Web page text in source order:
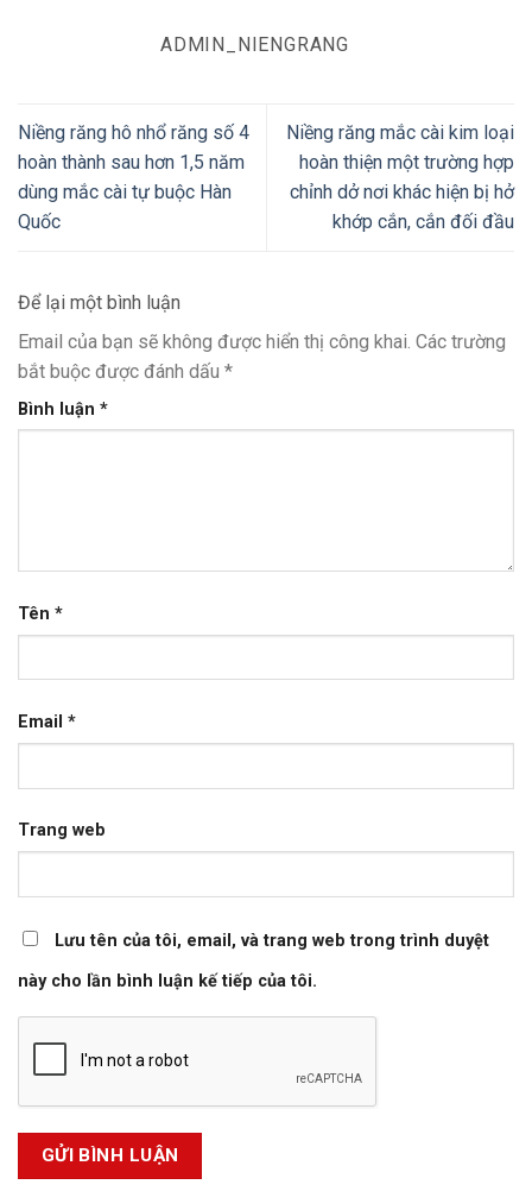
ADMIN_NIENGRANG
Niềng răng hô nhổ răng số 4
hoàn thành sau hơn 1,5 năm
dùng mắc cài tự buộc Hàn
Quốc
Niềng răng mắc cài kim loại
hoàn thiện một trường hợp
chỉnh dở nơi khác hiện bị hở
khớp cắn, cắn đối đầu
Để lại một bình luận
Email của bạn sẽ không được hiển thị công khai. Các trường
bắt buộc được đánh dấu *
Bình luận *
Tên *
Email *
Trang web
Lưu tên của tôi, email, và trang web trong trình duyệt
này cho lần bình luận kế tiếp của tôi.